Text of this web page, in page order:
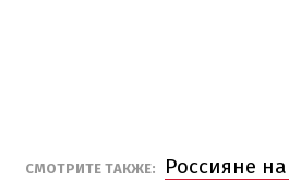
СМОТРИТЕ ТАКЖЕ:
Россияне